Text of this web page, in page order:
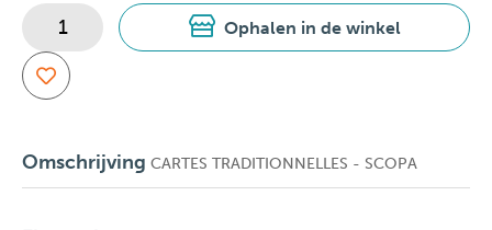
Ophalen in de winkel
Omschrijving CARTES TRADITIONNELLES - SCOPA